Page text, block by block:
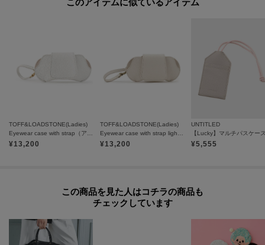
このアイテムに似ているアイテム
TOFF&LOADSTONE(Ladies)
Eyewear case with strap（アイウェアケース with ストラップ）
¥13,200
TOFF&LOADSTONE(Ladies)
Eyewear case with strap light shrink（アイウェアケース with ストラップ ライトシュリンク）
¥13,200
UNTITLED
【Lucky】マルチパスケー
¥5,555
この商品を見た人はコチラの商品も
チェックしています